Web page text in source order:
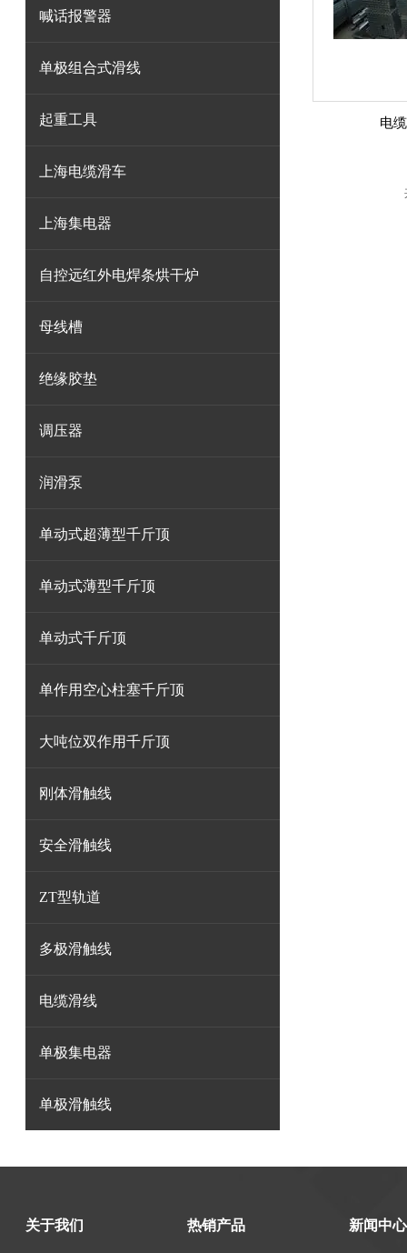
喊话报警器
单极组合式滑线
起重工具
上海电缆滑车
上海集电器
自控远红外电焊条烘干炉
母线槽
绝缘胶垫
调压器
润滑泵
单动式超薄型千斤顶
单动式薄型千斤顶
单动式千斤顶
单作用空心柱塞千斤顶
大吨位双作用千斤顶
刚体滑触线
安全滑触线
ZT型轨道
多极滑触线
电缆滑线
单极集电器
单极滑触线
电
关于我们 热销产品 新闻中心